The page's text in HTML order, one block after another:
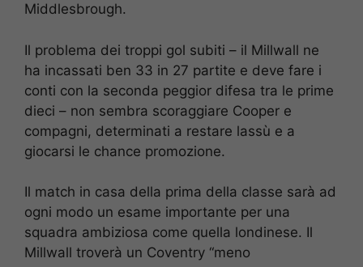
Middlesbrough.
Il problema dei troppi gol subiti – il Millwall ne
ha incassati ben 33 in 27 partite e deve fare i
conti con la seconda peggior difesa tra le prime
dieci – non sembra scoraggiare Cooper e
compagni, determinati a restare lassù e a
giocarsi le chance promozione.
Il match in casa della prima della classe sarà ad
ogni modo un esame importante per una
squadra ambiziosa come quella londinese. Il
Millwall troverà un Coventry “meno